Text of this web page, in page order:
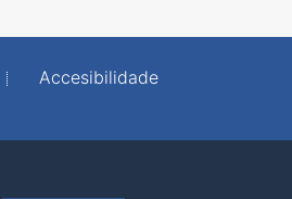
Accesibilidade